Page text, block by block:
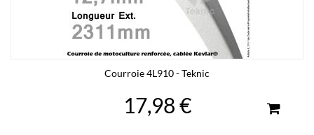
Courroie 4L910 - Teknic
17,98 €